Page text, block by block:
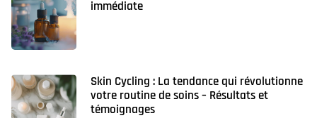
immédiate
Skin Cycling : La tendance qui révolutionne
votre routine de soins – Résultats et
témoignages